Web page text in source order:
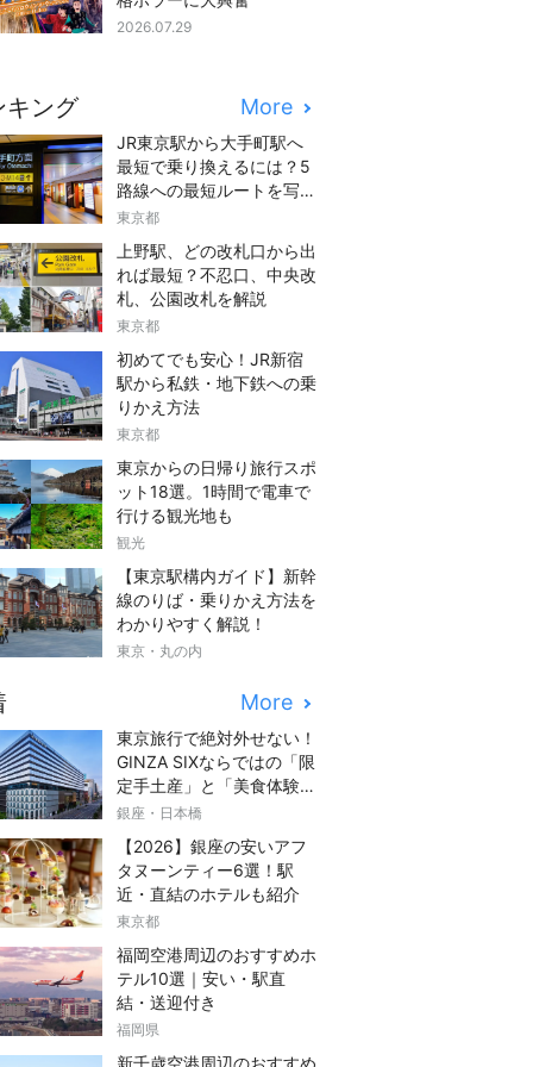
2026.07.29
キング More
JR東京駅から大手町駅へ
最短で乗り換えるには？5
路線への最短ルートを写真
つきでご紹介
東京都
上野駅、どの改札口から出
れば最短？不忍口、中央改
札、公園改札を解説
東京都
初めてでも安心！JR新宿
駅から私鉄・地下鉄への乗
りかえ方法
東京都
東京からの日帰り旅行スポ
ット18選。1時間で電車で
行ける観光地も
観光
【東京駅構内ガイド】新幹
線のりば・乗りかえ方法を
わかりやすく解説！
東京・丸の内
More
東京旅行で絶対外せない！
GINZA SIXならではの「限
定手土産」と「美食体験」
完全ガイド
銀座・日本橋
【2026】銀座の安いアフ
タヌーンティー6選！駅
近・直結のホテルも紹介
東京都
福岡空港周辺のおすすめホ
テル10選｜安い・駅直
結・送迎付き
福岡県
新千歳空港周辺のおすすめ